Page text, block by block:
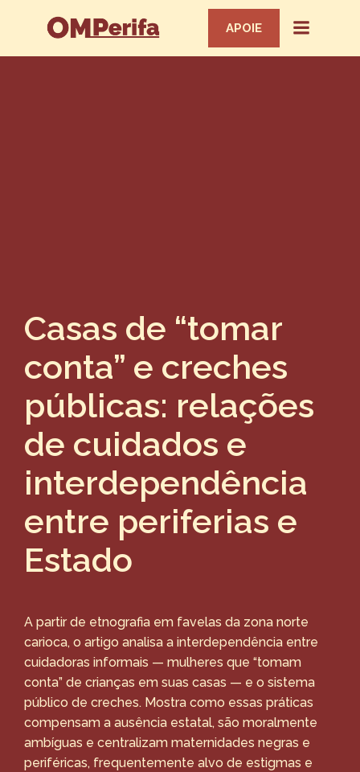
APOIE
Casas de “tomar
conta” e creches
públicas: relações
de cuidados e
interdependência
entre periferias e
Estado
A partir de etnografia em favelas da zona norte
carioca, o artigo analisa a interdependência entre
cuidadoras informais — mulheres que “tomam
conta” de crianças em suas casas — e o sistema
público de creches. Mostra como essas práticas
compensam a ausência estatal, são moralmente
ambíguas e centralizam maternidades negras e
periféricas, frequentemente alvo de estigmas e